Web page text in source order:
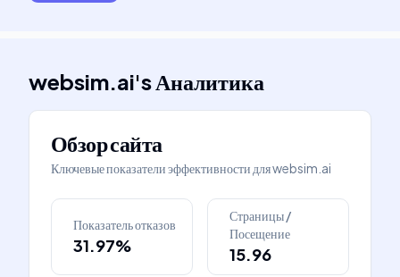
websim.ai'sАналитика
Обзор сайта
Ключевые показатели эффективности дляwebsim.ai
Показатель отказов
31.97%
Страницы /
Посещение
15.96